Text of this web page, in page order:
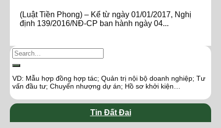
(Luật Tiền Phong) – Kể từ ngày 01/01/2017, Nghị
định 139/2016/NĐ-CP ban hành ngày 04...
VD: Mẫu hợp đồng hợp tác; Quản trị nội bộ doanh nghiệp; Tư
vấn đầu tư; Chuyển nhượng dự án; Hồ sơ khởi kiện…
Tin Đất Đai